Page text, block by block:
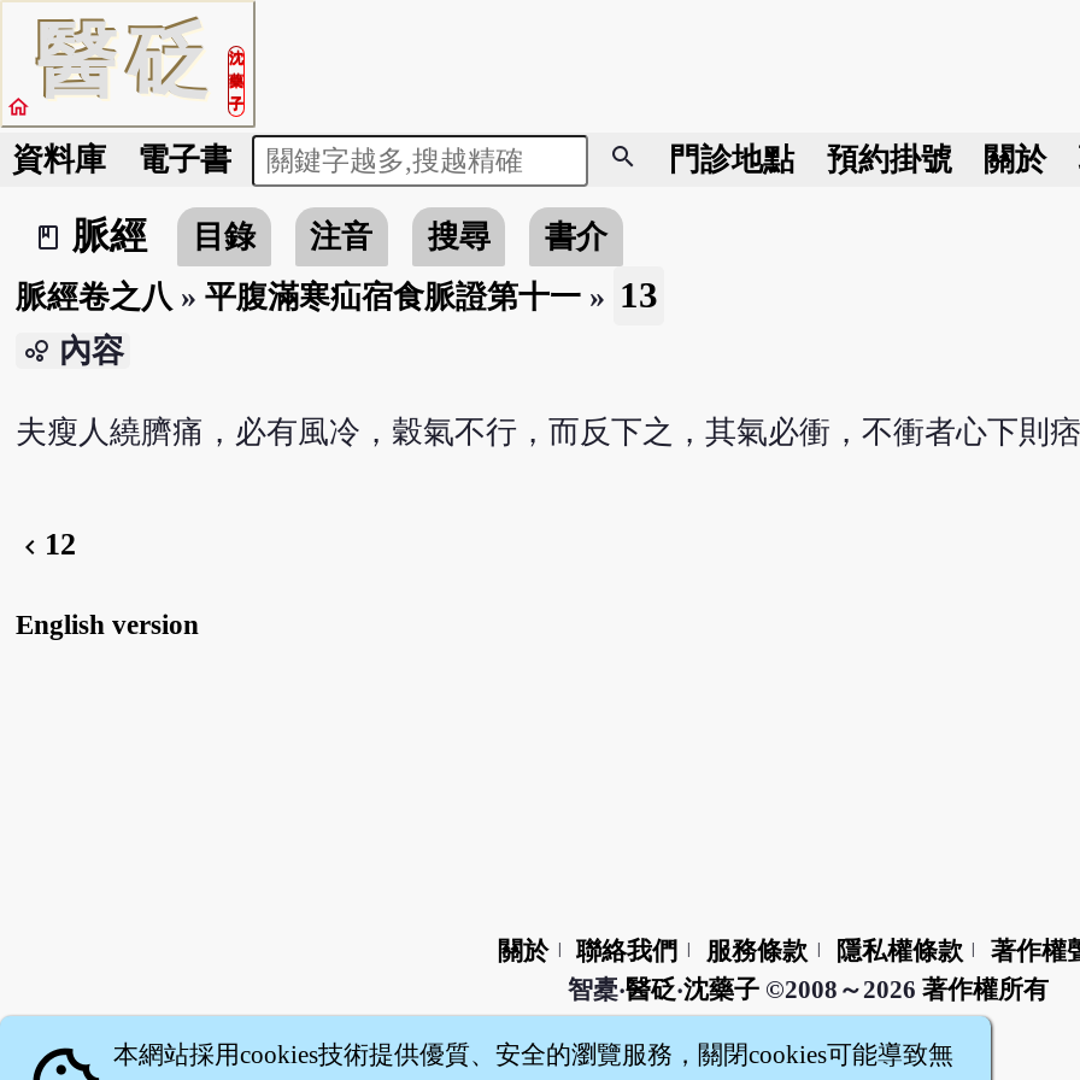
醫砭
沈
藥
子
home
資料庫 電子書 search 門診地點 預約掛號 關於
book_2
脈經 目錄 注音 搜尋
書介
脈經卷之八 » 平腹滿寒疝宿食脈證第十一» 13
bubble_chart 內容
夫瘦人繞臍痛，必有風冷，穀氣不行，而反下之，其氣必衝，不衝者心下則痞
chevron_left 12
English version
關於 聯絡我們 服務條款 隱私權條款
著作權
智橐‧醫砭‧沈藥子©2008～2026 著作權所有
本網站採用cookies技術提供優質、安全的瀏覽服務，關閉cookies可能導致無